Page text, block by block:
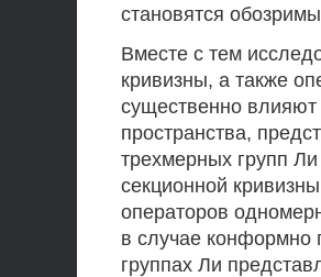
становятся
Вместе с тем
кривизны, а также
существенно
пространства,
трехмерных групп Ли
секционной
операторов
в случае конформно
группах Ли